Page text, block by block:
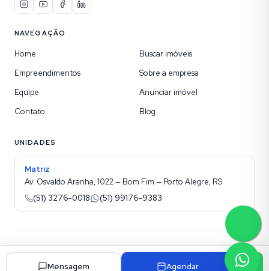
Mensagem Agendar
NAVEGAÇÃO
Home
Buscar imóveis
Empreendimentos
Sobre a empresa
Equipe
Anunciar imóvel
Contato
Blog
UNIDADES
Matriz
Av. Osvaldo Aranha, 1022 — Bom Fim — Porto Alegre, RS
(51) 3276-0018
(51) 99176-9383
©2026Kotel Imobiliária. Todos os direitos reservados.
Site para imobiliárias Superadmin
Política de privacidade